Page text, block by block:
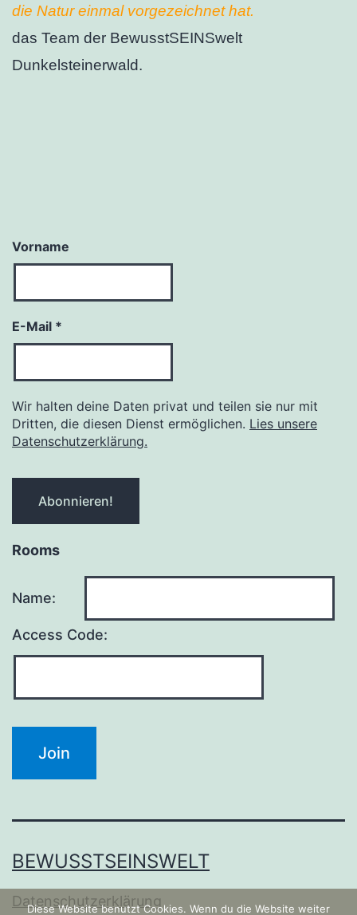
die Natur einmal vorgezeichnet hat.
das Team der BewusstSEINSwelt
Dunkelsteinerwald.
Vorname
E-Mail *
Wir halten deine Daten privat und teilen sie nur mit
Dritten, die diesen Dienst ermöglichen. Lies unsere
Datenschutzerklärung.
Rooms
Name:
Access Code:
BEWUSSTSEINSWELT
Datenschutzerklärung
Diese Website benutzt Cookies. Wenn du die Website weiter